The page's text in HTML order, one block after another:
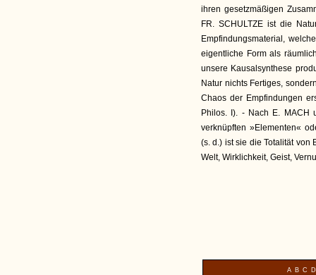
ihren gesetzmäßigen
FR. SCHULTZE ist die
Empfindungsmaterial,
eigentliche Form als
unsere Kausalsynthese
Natur nichts Fertiges,
Chaos der Empfindungen
Philos. I). - Nach E. MACH
verknüpften »Elementen«
(s. d.) ist sie die Totalität von
Welt, Wirklichkeit, Geist,
A B C D